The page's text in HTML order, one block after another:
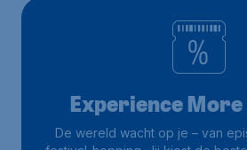
Experience More
De wereld wacht op je – van